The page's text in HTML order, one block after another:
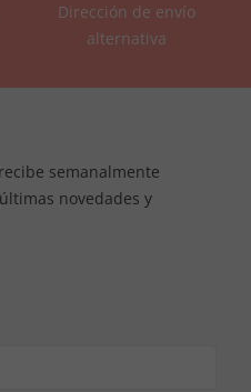
Dirección de envío
alternativa
semanalmente
novedades y